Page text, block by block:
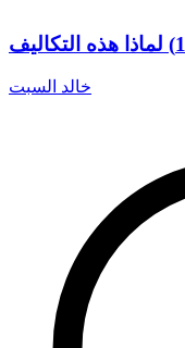
خالد السبت